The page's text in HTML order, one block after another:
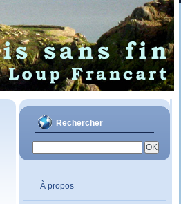
Rechercher
À propos